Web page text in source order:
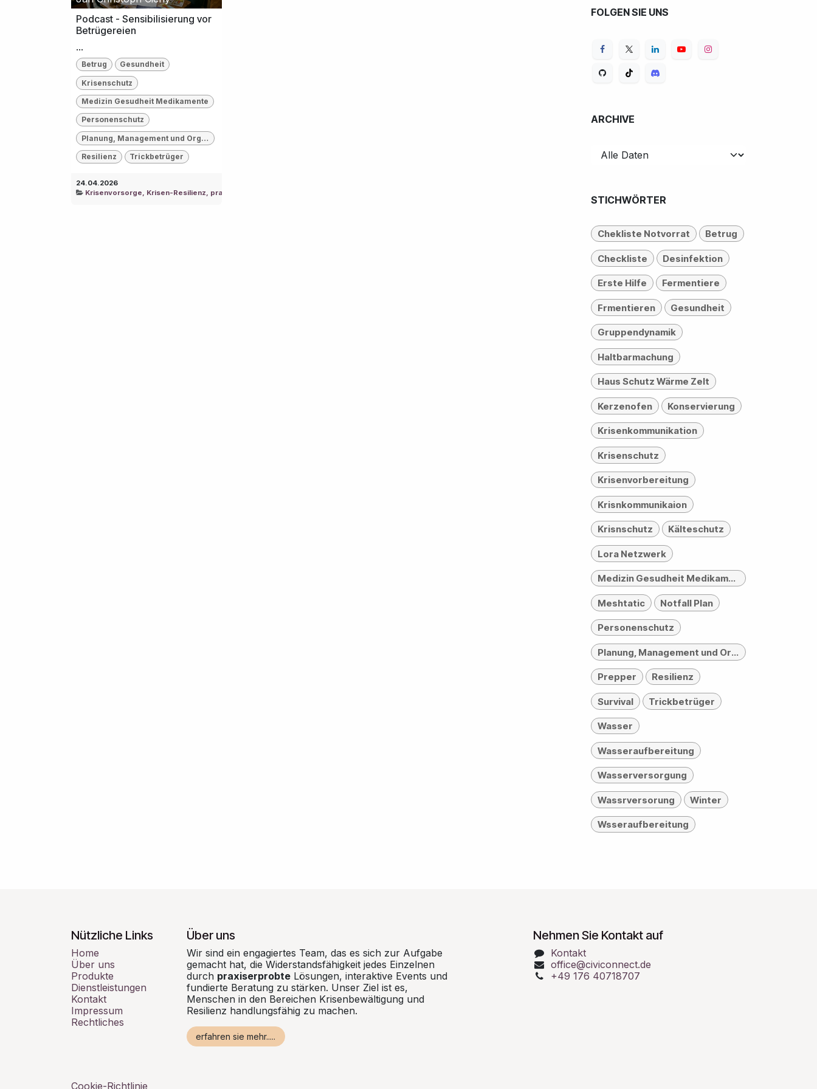
Podcast - Sensibilisierung vor
Betrügereien
...
Betrug Gesundheit
Krisenschutz
Medizin Gesudheit Medikamente
Personenschutz
Planung, Management und Organisation
Resilienz Trickbetrüger
24.04.2026
Krisenvorsorge, Krisen-Resilienz, praktische Intelligenz - Sinnvoll und machbar ohne Panik!
FOLGEN SIE UNS
ARCHIVE
STICHWÖRTER
Chekliste Notvorrat Betrug
Checkliste Desinfektion
Erste Hilfe Fermentiere
Frmentieren Gesundheit
Gruppendynamik
Haltbarmachung
Haus Schutz Wärme Zelt
Kerzenofen Konservierung
Krisenkommunikation
Krisenschutz
Krisenvorbereitung
Krisnkommunikaion
Krisnschutz Kälteschutz
Lora Netzwerk
Medizin Gesudheit Medikamente
Meshtatic Notfall Plan
Personenschutz
Planung, Management und Organisation
Prepper Resilienz
Survival Trickbetrüger
Wasser
Wasseraufbereitung
Wasserversorgung
Wassrversorung Winter
Wsseraufbereitung
Nützliche Links
Home
Über uns
Produkte
Dienstleistungen
Kontakt
Impressum
Rechtliches
Über uns
Wir sind ein engagiertes Team, das es sich zur Aufgabe
gemacht hat, die Widerstandsfähigkeit jedes Einzelnen
durch praxiserprobte Lösungen, interaktive Events und
fundierte Beratung zu stärken. Unser Ziel ist es,
Menschen in den Bereichen Krisenbewältigung und
Resilienz handlungsfähig zu machen.
erfahren sie mehr.....
Nehmen Sie Kontakt auf
Kontakt
office@civiconnect.de
+49 176 40718707
Cookie-Richtlinie